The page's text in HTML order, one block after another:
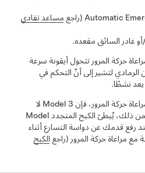
مساعد تفادي
السائق مقعده.
المرورتتحول أيقونة سرعة
لتشير إلى أنّ التحكم في
المرور، فإن Model 3لا
يُبطئ الكبح المتجددModel
قدمك عن دواسة التسارع أثناء
حركة المرور(راجعالكبح